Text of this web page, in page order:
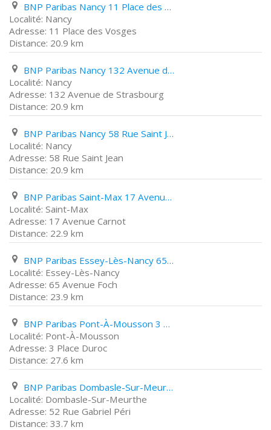
BNP Paribas Nancy 11 Place des Vosges
Nancy
11 Place des Vosges
20.9 km
BNP Paribas Nancy 132 Avenue de Strasbourg
Nancy
132 Avenue de Strasbourg
20.9 km
BNP Paribas Nancy 58 Rue Saint Jean
Nancy
58 Rue Saint Jean
20.9 km
BNP Paribas Saint-Max 17 Avenue Carnot
Saint-Max
17 Avenue Carnot
22.9 km
BNP Paribas Essey-Lès-Nancy 65 Avenue Foch
Essey-Lès-Nancy
65 Avenue Foch
23.9 km
BNP Paribas Pont-À-Mousson 3 Place Duroc
Pont-À-Mousson
3 Place Duroc
27.6 km
BNP Paribas Dombasle-Sur-Meurthe 52 Rue Gabriel Péri
Dombasle-Sur-Meurthe
52 Rue Gabriel Péri
33.7 km